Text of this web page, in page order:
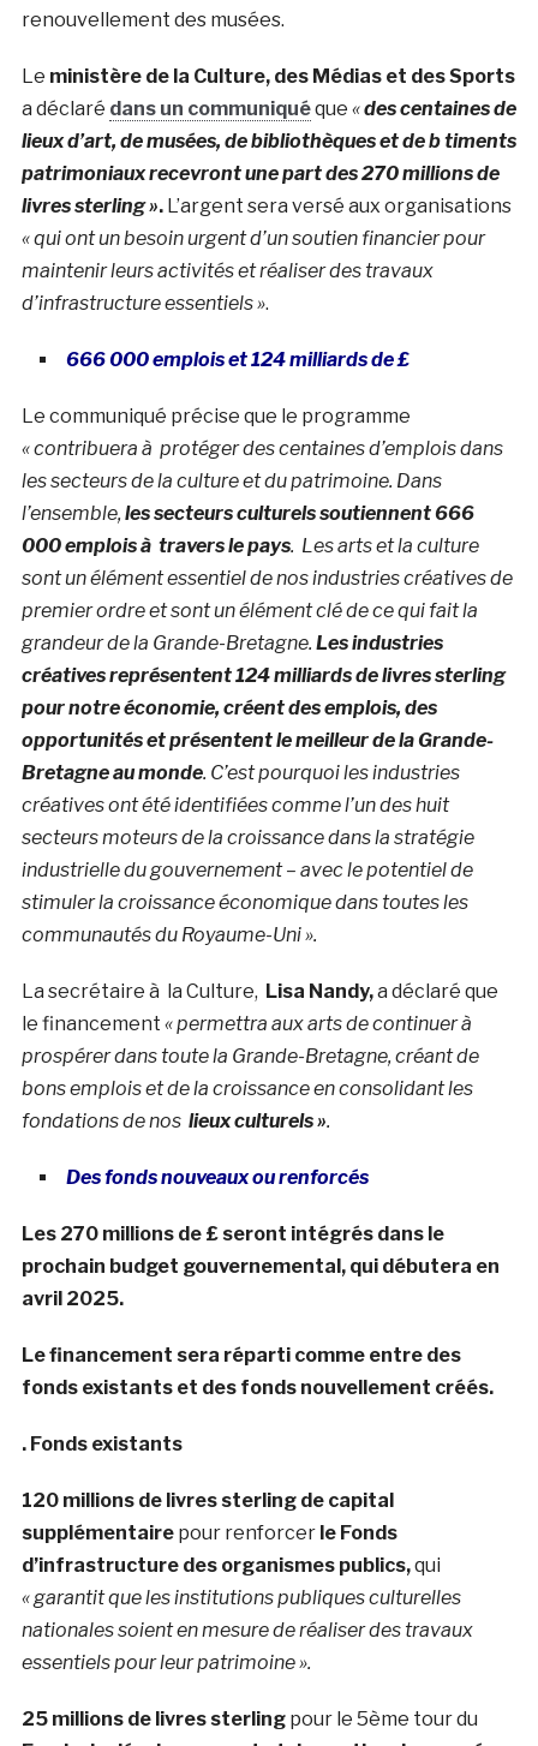
renouvellement des musées.
Le ministère de la Culture, des Médias et des Sports
a déclaré dans un communiquéque «des centaines de
lieux d’art, de musées, de bibliothèques et de b timents
patrimoniaux recevront une part des 270 millions de
livres sterling ». L’argent sera versé aux organisations
« qui ont un besoin urgent d’un soutien financier pour
maintenir leurs activités et réaliser des travaux
d’infrastructure essentiels ».
666 000 emplois et 124 milliards de £
Le communiqué précise que le programme
« contribuera à protéger des centaines d’emplois dans
les secteurs de la culture et du patrimoine. Dans
l’ensemble,les secteurs culturels soutiennent 666
000 emplois à travers le pays. Les arts et la culture
sont un élément essentiel de nos industries créatives de
premier ordre et sont un élément clé de ce qui fait la
grandeur de la Grande-Bretagne. Les industries
créatives représentent 124 milliards de livres sterling
pour notre économie, créent des emplois, des
opportunités et présentent le meilleur de la Grande-
Bretagne au monde. C’est pourquoi les industries
créatives ont été identifiées comme l’un des huit
secteurs moteurs de la croissance dans la stratégie
industrielle du gouvernement – avec le potentiel de
stimuler la croissance économique dans toutes les
communautés du Royaume-Uni ».
La secrétaire à la Culture, Lisa Nandy,a déclaré que
le financement « permettra aux arts de continuer à
prospérer dans toute la Grande-Bretagne, créant de
bons emplois et de la croissance en consolidant les
fondations de nos lieux culturels ».
Des fonds nouveaux ou renforcés
Les 270 millions de £ seront intégrés dans le
prochain budget gouvernemental, qui débutera en
avril 2025.
Le financement sera réparti comme entre des
fonds existants et des fonds nouvellement créés.
. Fonds existants
120 millions de livres sterling de capital
supplémentaire pour renforcer le Fonds
d’infrastructure des organismes publics,qui
« garantit que les institutions publiques culturelles
nationales soient en mesure de réaliser des travaux
essentiels pour leur patrimoine ».
25 millions de livres sterlingpour le 5ème tour du